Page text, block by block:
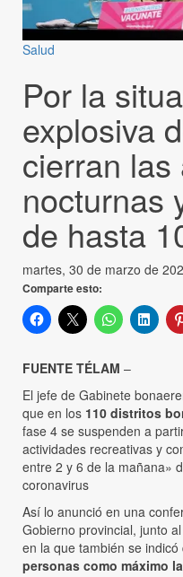
Salud
Por la
explosiva
cierran
nocturnas
de hasta
martes, 30 de marzo de
Comparte esto:
FUENTE TÉLAM –
El jefe de Gabinete
que en los 110 distritos
fase 4 se suspenden a
actividades recreativas y
entre 2 y 6 de la mañana»
coronavirus
Así lo anunció en una
Gobierno provincial, junto
en la que también se indicó
personas como máximo